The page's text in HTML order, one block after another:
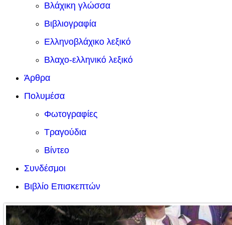
Βλάχικη γλώσσα
Βιβλιογραφία
Ελληνοβλάχικο λεξικό
Βλαχο-ελληνικό λεξικό
Άρθρα
Πολυμέσα
Φωτογραφίες
Τραγούδια
Βίντεο
Συνδέσμοι
Βιβλίο Επισκεπτών